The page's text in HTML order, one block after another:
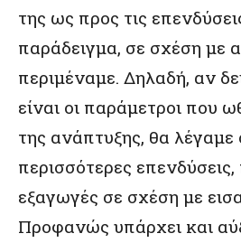
της ως προς τις
παράδειγμα, σε σχέση με
περιμέναμε. Δηλαδή, αν
είναι οι παράμετροι που
της ανάπτυξης, θα λέγαμε
περισσότερες
εξαγωγές σε σχέση με
Προφανώς υπάρχει και